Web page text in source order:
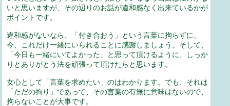
いと思いますが、その辺りのお話が違和感なく出来ているかが
ポイントです。
違和感がないなら、「付き合おう」という言葉に拘らずに、
今、これだけ一緒にいられることに感謝しましょう。そして、
「今日も一緒にいてよかった」と思って頂けるように、しっか
りとありがとう法を頑張って頂けたらと思います。
女心として「言葉を求めたい」のはわかります。でも、それは
「ただの拘り」であって、その言葉の有無に意味はないので、
拘らないことが大事です。